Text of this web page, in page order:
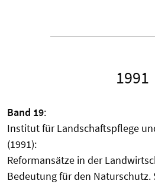
1991
Band 19:
Institut für Landschaftspflege
(1991):
Reformansätze in der
Bedeutung für den Naturschutz.